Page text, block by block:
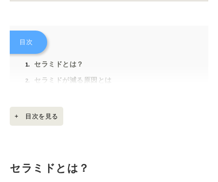
目次
セラミドとは？
セラミドが減る原因とは
セラミドが減る原因②ターンオーバー異常
セラミドが減る原因③過剰な洗顔
セラミドを塗って増やすポイント
+ 目次を見る
セラミドとは？